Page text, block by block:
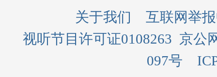
关于我们
互联网举
视听节目许可证0108263 京公
097号